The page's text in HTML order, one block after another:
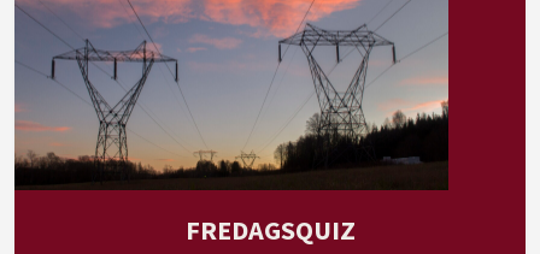
FREDAGSQUIZ